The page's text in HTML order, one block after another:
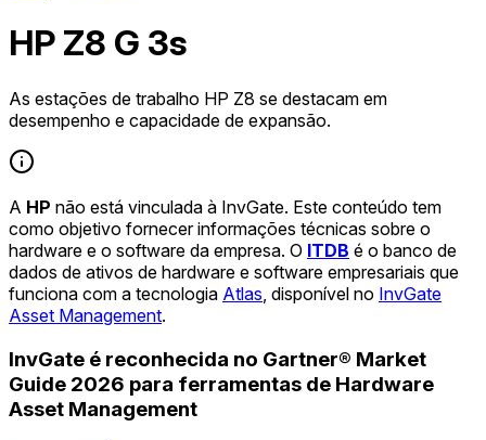
HP Z8 G 3s
As estações de trabalho HP Z8 se destacam em
desempenho e capacidade de expansão.
A HP não está vinculada à InvGate. Este conteúdo tem
como objetivo fornecer informações técnicas sobre o
hardware e o software da empresa. O ITDB é o banco de
dados de ativos de hardware e software empresariais que
funciona com a tecnologia Atlas , disponível no InvGate
Asset Management.
InvGate é reconhecida no Gartner® Market
Guide 2026 para ferramentas de Hardware
Asset Management